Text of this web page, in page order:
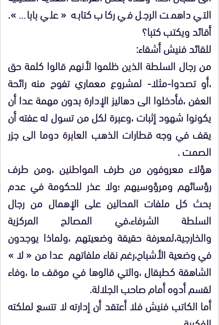
التي داهمت الرجل في ركاب كتابه « علي بابا… ».
أقائد ويكتب كتبا؟
للقائد فنيش أشقاء:
من رجال السلطة الذين ظلموا لأنهم قالوا كلمة حق
،أو تصدوا-مثلا- لمشروع معماري تفوح منه رائحة
العفن ،فأدخلوا الى دهاليز الإدارة بدون مهمة عدا أن
يكونوا شهود إثبات ،وعبرة لكل من تسول له عفته أن
يقف في وجه قطارات الذهب العابرة دوما الى جزر
الصمت .
هؤلاء معروفون من طرف المواطنين ،ومن طرف
رؤسائهم ومرؤوسيهم ؛ولا عذر للحكومة في عدم
بحث كل ملفات المحالين على الإهمال من رجال
السلطة الشرفاء،في المصالح المركزية
والخارجية،لمعرفة حقيقة وضعيتهم ،ولماذا يوجدون
في وضعية الأشباح،رغم نقاء ملفاتهم عدا من « لا »
الشاهقة كطبقال ،والتي قالوها في موقف ما ،وفاء
لقسم أدوه أمام صاحب الجلالة.
أما الكاتب فنيش فلا أعتقد أن إدارته لا تتسع لملكته